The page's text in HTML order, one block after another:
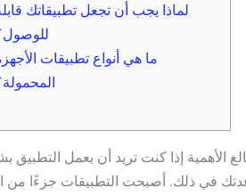
لماذا يجب أن تجعل تطبيقاتك
ما هي أنواع تطبيقات
الأهمية إذا كنت تريد أن يعمل التطبيق
خطوات لمساعدتك في ذلك. أصبحت التطبيقات جزءًا من